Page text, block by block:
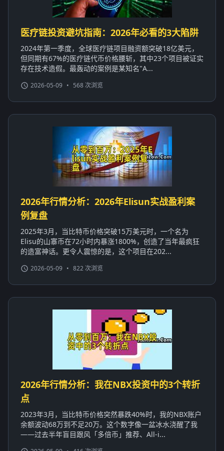
医疗链投资避坑指南：2026年必看的3大陷阱
2024年第一季度，全球医疗链项目融资额突破18亿美元，
但同期有67%的医疗链代币价格腰斩，其中23个项目被证实
存在技术造假。最轰动的案例是某知名"A...
2026-05-09 • 568 次浏览
2026年行情分析：2026年Elisun实战盈利案
例复盘
2025年3月，当比特币价格突破15万美元时，一个名为
Elisu的山寨币在72小时内暴涨1800%，创造了当年最疯狂
的造富神话。更令人震惊的是，这个项目在202...
2026-05-09 • 822 次浏览
2026年行情分析：我在NBX投资中的3个转折
点
2023年3月，当比特币价格突然暴跌40%时，我的NBX账户
余额波动68万到不足20万。这个数字像一盆冰水浇醒了我
——过去半年盲目跟风「多倍币」推荐、All-i...